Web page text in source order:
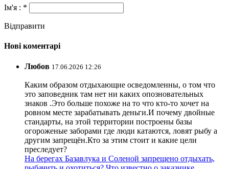
Ім'я : *
Відправити
Нові коментарі
Любов 17.06.2026 12:26
Каким образом отдыхающие осведомленны, о том что
это заповедник там нет ни каких опозновательных
знаков .Это больше похоже на то что кто-то хочет на
ровном месте зарабатывать деньги.И почему двойные
стандарты, на этой территории построены базы
огороженые заборами где люди катаются, ловят рыбу а
другим запрещён.Кто за этим стоит и какие цели
преследует?
На берегах Базавлука и Соленой запрещено отдыхать,